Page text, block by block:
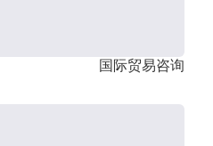
国际贸易咨询